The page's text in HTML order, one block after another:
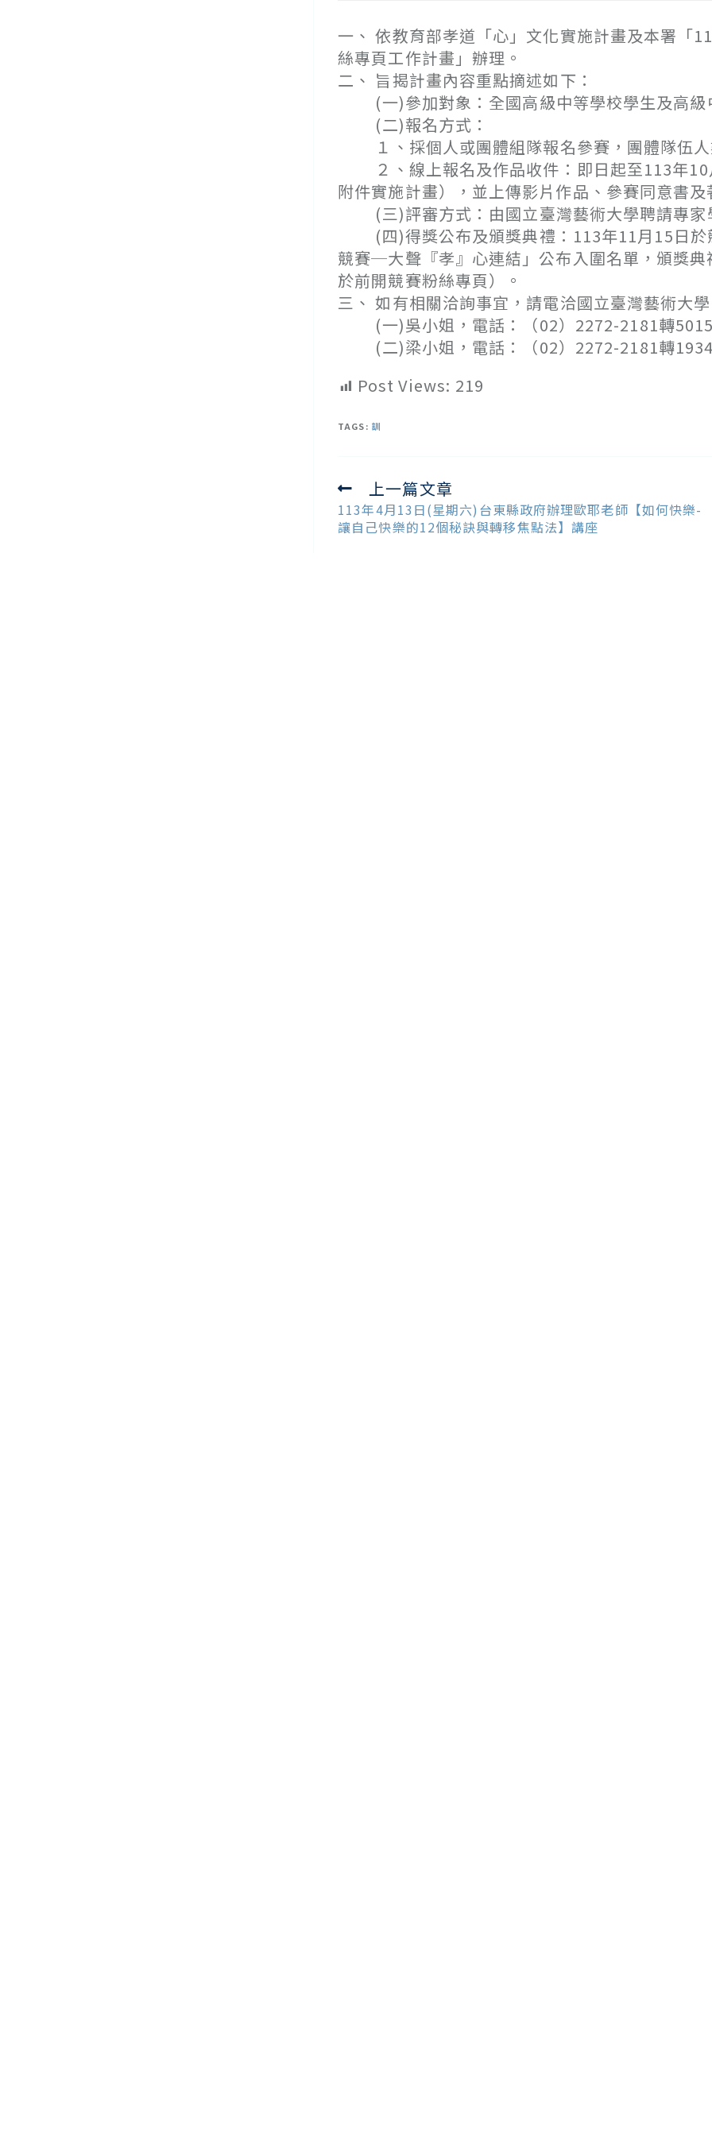
一、 依教育部孝道「心」文化實施計畫及本署「
絲專頁工作計畫」辦理。
二、 旨揭計畫內容重點摘述如下：
(一)參加對象：全國高級中等學校學生及高級
(二)報名方式：
１、採個人或團體組隊報名參賽，團體隊伍人
２、線上報名及作品收件：即日起至113年10
附件實施計畫），並上傳影片作品、參賽同意書
(三)評審方式：由國立臺灣藝術大學聘請專家
(四)得獎公布及頒獎典禮：113年11月15日於
競賽─大聲『孝』心連結」公布入圍名單，頒獎
於前開競賽粉絲專頁）。
三、 如有相關洽詢事宜，請電洽國立臺灣藝術大
(一)吳小姐，電話：（02）2272-2181轉
(二)梁小姐，電話：（02）2272-2181轉
Post Views: 219
TAGS: 訓
Read
more
articles
上一篇文章
113年4月13日(星期六)台東縣政府辦理歐耶老師【如何快樂-
讓自己快樂的12個秘訣與轉移焦點法】講座